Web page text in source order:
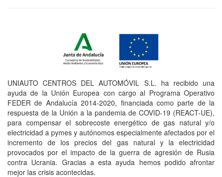
UNIAUTO CENTROS DEL AUTOMÓVIL S.L. ha recibido una
ayuda de la Unión Europea con cargo al Programa Operativo
FEDER de Andalucía 2014-2020, financiada como parte de la
respuesta de la Unión a la pandemia de COVID-19 (REACT-UE),
para compensar el sobrecoste energético de gas natural y/o
electricidad a pymes y autónomos especialmente afectados por el
incremento de los precios del gas natural y la electricidad
provocados por el impacto de la guerra de agresión de Rusia
contra Ucrania. Gracias a esta ayuda hemos podido afrontar
mejor las crisis acontecidas.